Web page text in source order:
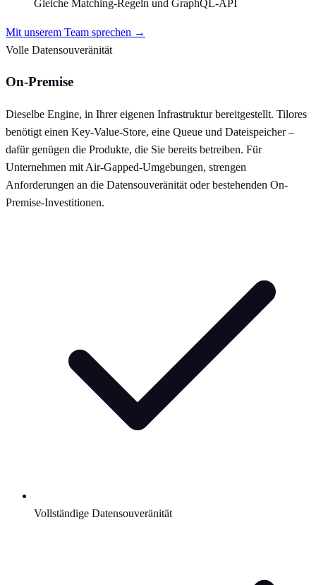
Gleiche Matching-Regeln und GraphQL-API
Mit unserem Team sprechen →
Volle Datensouveränität
On-Premise
Dieselbe Engine, in Ihrer eigenen Infrastruktur bereitgestellt. Tilores
benötigt einen Key-Value-Store, eine Queue und Dateispeicher –
dafür genügen die Produkte, die Sie bereits betreiben. Für
Unternehmen mit Air-Gapped-Umgebungen, strengen
Anforderungen an die Datensouveränität oder bestehenden On-
Premise-Investitionen.
Vollständige Datensouveränität